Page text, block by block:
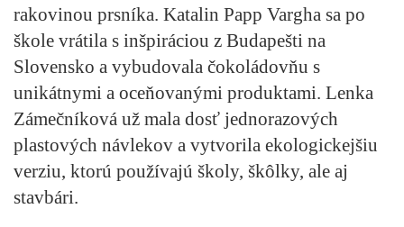
rakovinou prsníka. Katalin Papp Vargha sa po
škole vrátila s inšpiráciou z Budapešti na
Slovensko a vybudovala čokoládovňu s
unikátnymi a oceňovanými produktami. Lenka
Zámečníková už mala dosť jednorazových
plastových návlekov a vytvorila ekologickejšiu
verziu, ktorú používajú školy, škôlky, ale aj
stavbári.